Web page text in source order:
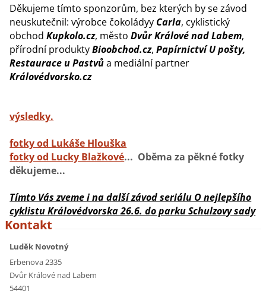
Děkujeme tímto sponzorům, bez kterých by se závod
neuskutečnil: výrobce čokoládyy Carla, cyklistický
obchodKupkolo.cz, město Dvůr Králové nad Labem,
přírodní produktyBioobchod.cz,Papírnictví U pošty,
Restaurace u Pastvůa mediální partner
Královédvorsko.cz
výsledky.
fotky od Lukáše Hlouška
fotky od Lucky Blažkové... Oběma za pěkné fotky
děkujeme...
Tímto Vás zveme i na další závod seriálu O nejlepšího
cyklistu Královédvorska 26.6. do parku Schulzovy sady
Kontakt
Luděk Novotný
Erbenova 2335
Dvůr Králové nad Labem
54401